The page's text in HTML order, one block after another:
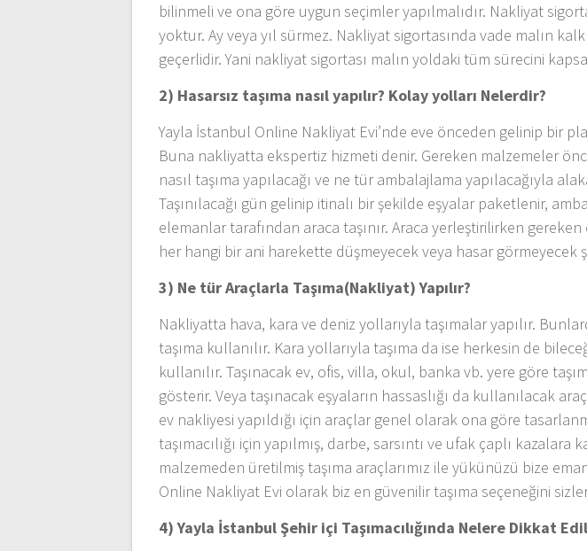
bilinmeli ve ona göre uygun seçimler yapılmalıdır. Nakliyat
yoktur. Ay veya yıl sürmez. Nakliyat sigortasında vade malın
geçerlidir. Yani nakliyat sigortası malın yoldaki tüm sürecini
2) Hasarsız taşıma nasıl yapılır? Kolay yolları Nelerdir?
Yayla İstanbul Online Nakliyat Evi’nde eve önceden gelinip bir
Buna nakliyatta ekspertiz hizmeti denir. Gereken malzemeler
nasıl taşıma yapılacağı ve ne tür ambalajlama yapılacağıyla
Taşınılacağı gün gelinip itinalı bir şekilde eşyalar paketlenir,
elemanlar tarafından araca taşınır. Araca yerleştirilirken
her hangi bir ani harekette düşmeyecek veya hasar görmeyecek
3) Ne tür Araçlarla Taşıma(Nakliyat) Yapılır?
Nakliyatta hava, kara ve deniz yollarıyla taşımalar yapılır.
taşıma kullanılır. Kara yollarıyla taşıma da ise herkesin de
kullanılır. Taşınacak ev, ofis, villa, okul, banka vb. yere göre
gösterir. Veya taşınacak eşyaların hassaslığı da kullanılacak
ev nakliyesi yapıldığı için araçlar genel olarak ona göre
taşımacılığı için yapılmış, darbe, sarsıntı ve ufak çaplı kazalara
malzemeden üretilmiş taşıma araçlarımız ile yükünüzü bize
Online Nakliyat Evi olarak biz en güvenilir taşıma seçeneğini
4) Yayla İstanbul Şehir içi Taşımacılığında Nelere Dikkat